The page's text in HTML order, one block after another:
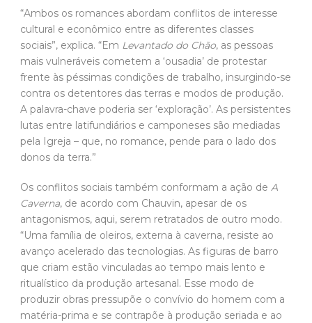
“Ambos os romances abordam conflitos de interesse
cultural e econômico entre as diferentes classes
sociais”, explica. “Em Levantado do Chão, as pessoas
mais vulneráveis cometem a ‘ousadia’ de protestar
frente às péssimas condições de trabalho, insurgindo-se
contra os detentores das terras e modos de produção.
A palavra-chave poderia ser ‘exploração’. As persistentes
lutas entre latifundiários e camponeses são mediadas
pela Igreja – que, no romance, pende para o lado dos
donos da terra.”
Os conflitos sociais também conformam a ação de A
Caverna, de acordo com Chauvin, apesar de os
antagonismos, aqui, serem retratados de outro modo.
“Uma família de oleiros, externa à caverna, resiste ao
avanço acelerado das tecnologias. As figuras de barro
que criam estão vinculadas ao tempo mais lento e
ritualístico da produção artesanal. Esse modo de
produzir obras pressupõe o convívio do homem com a
matéria-prima e se contrapõe à produção seriada e ao